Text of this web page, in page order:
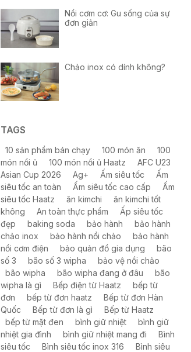
Nồi cơm cơ: Gu sống của sự
đơn giản
Chảo inox có dính không?
TAGS
10 sản phẩm bán chạy 100 món ăn
100
món nồi ủ
100 món nồi ủ Haatz
AFC U23
Asian Cup 2026
Ag+ Ấm siêu tốc
Ấm
siêu tốc an toàn
Ấm siêu tốc cao cấp
Ấm
siêu tốc Haatz
ăn kimchi
ăn kimchi tốt
không
An toàn thực phẩm
Ấp siêu tốc
đẹp
baking soda bảo hành
bảo hành
chảo inox
bảo hành nồi chảo
bảo hành
nồi cơm điện
bảo quản đồ gia dụng
bão
số 3
bão số 3 wipha
bảo vệ nồi chảo
bão wipha
bão wipha đang ở đâu
bão
wipha là gì
Bếp điện từ Haatz
bếp từ
đơn
bếp từ đơn haatz
Bếp từ đơn Hàn
Quốc
Bếp từ đơn là gì
Bếp từ Haatz
bếp từ mặt đen
bình giữ nhiệt
bình giữ
nhiệt gia đình
bình giữ nhiệt mang đi
Bình
siêu tốc
Bình siêu tốc inox 316
Bình siêu